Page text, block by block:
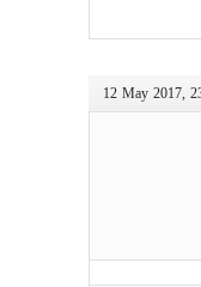
12 May 2017,